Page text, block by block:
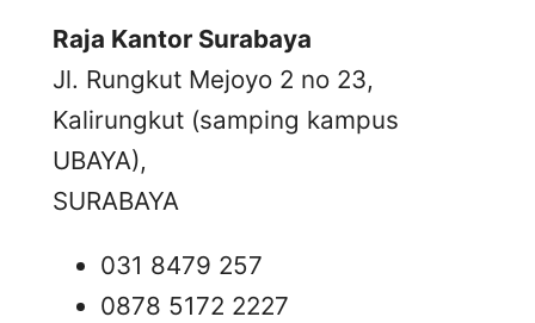
Raja Kantor Surabaya
Jl. Rungkut Mejoyo 2 no 23,
Kalirungkut (samping kampus
UBAYA),
SURABAYA
031 8479 257
0878 5172 2227